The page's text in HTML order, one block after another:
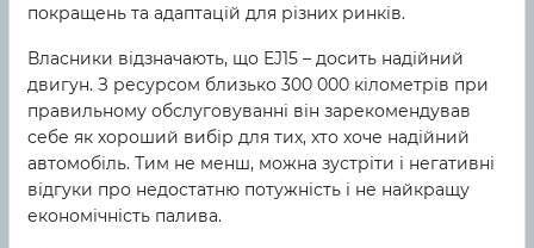
покращень та адаптацій для різних ринків.
Власники відзначають, що EJ15 – досить надійний
двигун. З ресурсом близько 300 000 кілометрів при
правильному обслуговуванні він зарекомендував
себе як хороший вибір для тих, хто хоче надійний
автомобіль. Тим не менш, можна зустріти і негативні
відгуки про недостатню потужність і не найкращу
економічність палива.